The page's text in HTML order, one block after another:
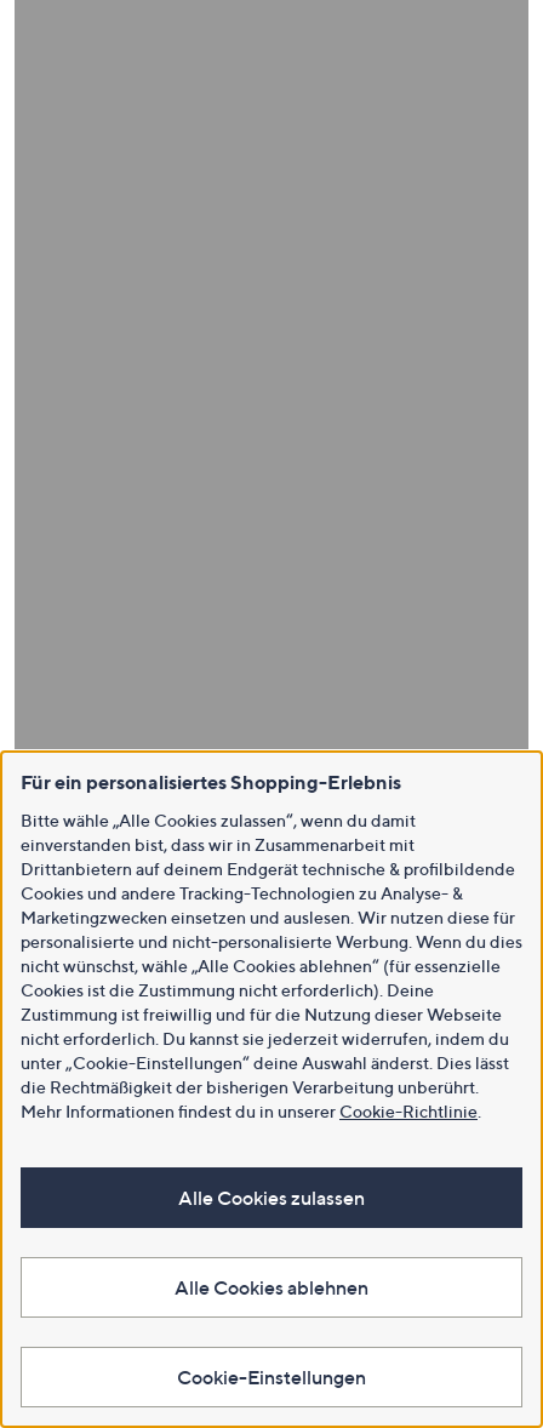
Für ein personalisiertes Shopping-Erlebnis
Bitte wähle „Alle Cookies zulassen“, wenn du damit
einverstanden bist, dass wir in Zusammenarbeit mit
Drittanbietern auf deinem Endgerät technische & profilbildende
Cookies und andere Tracking-Technologien zu Analyse- &
Marketingzwecken einsetzen und auslesen. Wir nutzen diese für
personalisierte und nicht-personalisierte Werbung. Wenn du dies
nicht wünschst, wähle „Alle Cookies ablehnen“ (für essenzielle
Cookies ist die Zustimmung nicht erforderlich). Deine
Zustimmung ist freiwillig und für die Nutzung dieser Webseite
nicht erforderlich. Du kannst sie jederzeit widerrufen, indem du
unter „Cookie-Einstellungen“ deine Auswahl änderst. Dies lässt
die Rechtmäßigkeit der bisherigen Verarbeitung unberührt.
Mehr Informationen findest du in unsererCookie-Richtlinie
Alle Cookies zulassen
Alle Cookies ablehnen
Cookie-Einstellungen